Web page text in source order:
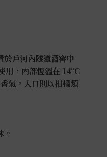
於戶河內隧道酒窖中
用，內部恆溫在 14°C
氣，入口則以柑橘類
。